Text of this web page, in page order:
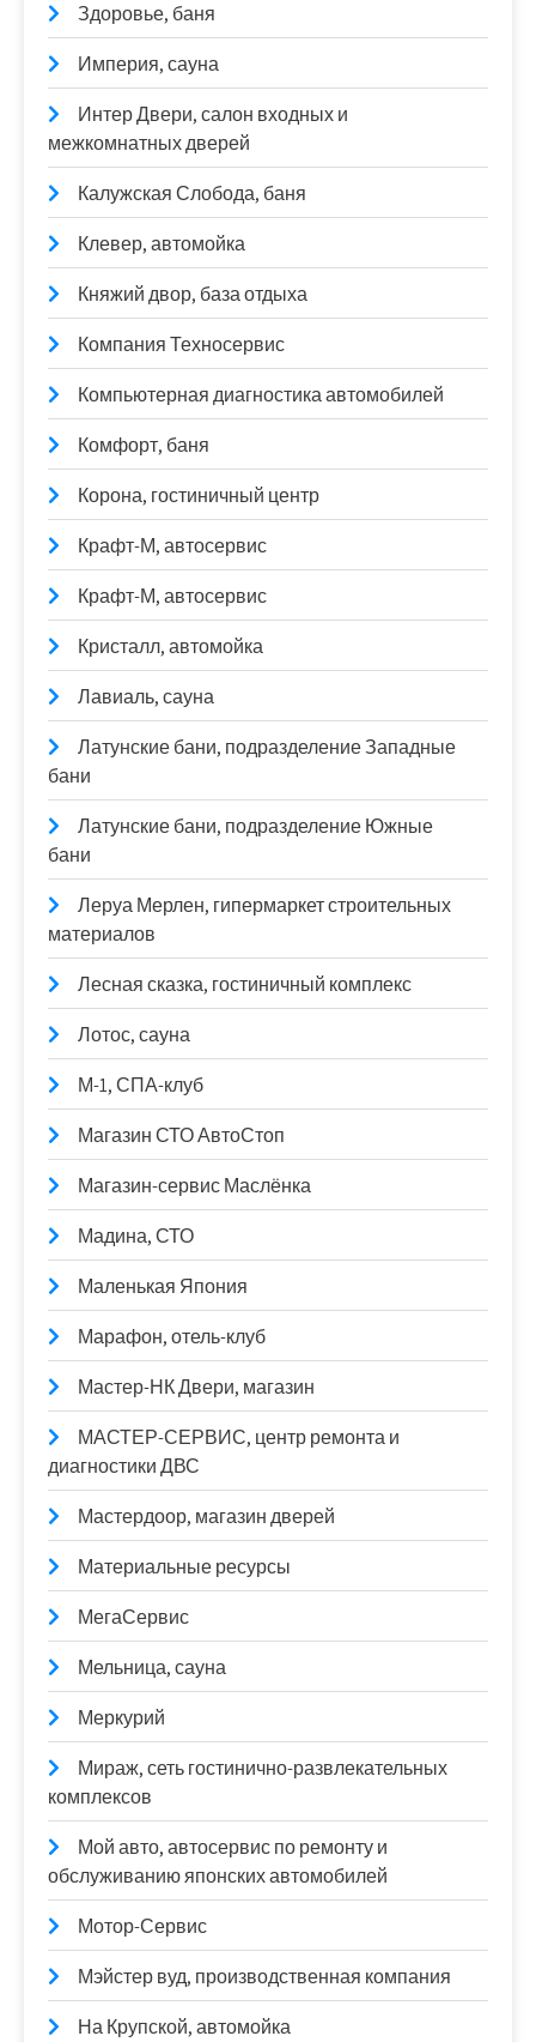
Здоровье, баня
Империя, сауна
Интер Двери, салон входных и
межкомнатных дверей
Калужская Слобода, баня
Клевер, автомойка
Княжий двор, база отдыха
Компания Техносервис
Компьютерная диагностика автомобилей
Комфорт, баня
Корона, гостиничный центр
Крафт-М, автосервис
Крафт-М, автосервис
Кристалл, автомойка
Лавиаль, сауна
Латунские бани, подразделение Западные
бани
Латунские бани, подразделение Южные
бани
Леруа Мерлен, гипермаркет строительных
материалов
Лесная сказка, гостиничный комплекс
Лотос, сауна
М-1, СПА-клуб
Магазин СТО АвтоСтоп
Магазин-сервис Маслёнка
Мадина, СТО
Маленькая Япония
Марафон, отель-клуб
Мастер-НК Двери, магазин
МАСТЕР-СЕРВИС, центр ремонта и
диагностики ДВС
Мастердоор, магазин дверей
Материальные ресурсы
МегаСервис
Мельница, сауна
Меркурий
Мираж, сеть гостинично-развлекательных
комплексов
Мой авто, автосервис по ремонту и
обслуживанию японских автомобилей
Мотор-Сервис
Мэйстер вуд, производственная компания
На Крупской, автомойка